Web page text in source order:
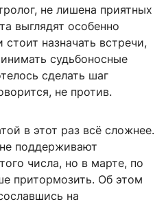
не лишена приятных
выглядят особенно
назначать встречи,
судьбоносные
сделать шаг
не против.
в этот раз всё сложнее.
поддерживают
числа, но в марте, по
притормозить. Об этом
на